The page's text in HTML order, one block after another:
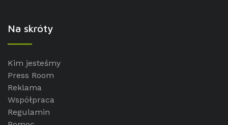
Na skróty
Kim jesteśmy
Press Room
Reklama
Współpraca
Regulamin